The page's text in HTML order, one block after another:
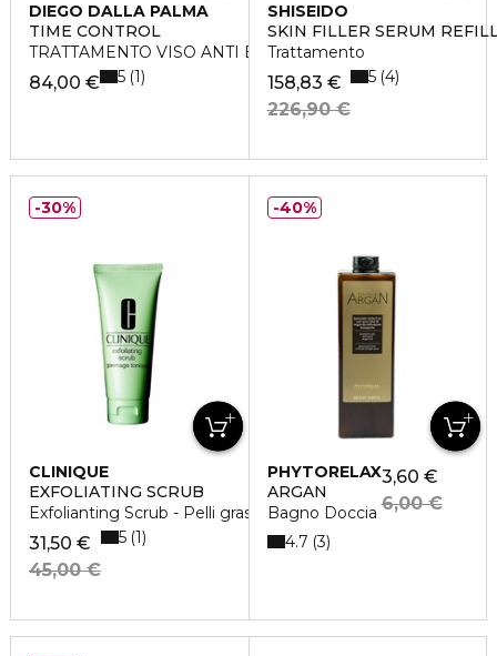
DIEGO DALLA PALMA
TIME CONTROL
TRATTAMENTO VISO ANTI ETA' GLOBALE
84,00 € 5 1
SHISEIDO
SKIN FILLER SERUM
Trattamento
158,83 €
226,90 €
5 4
CLINIQUE
EXFOLIATING SCRUB
Exfolianting Scrub - Pelli grasse
31,50 €
45,00 €
5 1
30%
PHYTORELAX
ARGAN
Bagno Doccia
3,60 €
6,00 €
4.7 3
40%